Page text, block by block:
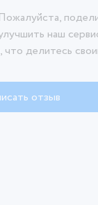
наш
что делитесь
отзыв